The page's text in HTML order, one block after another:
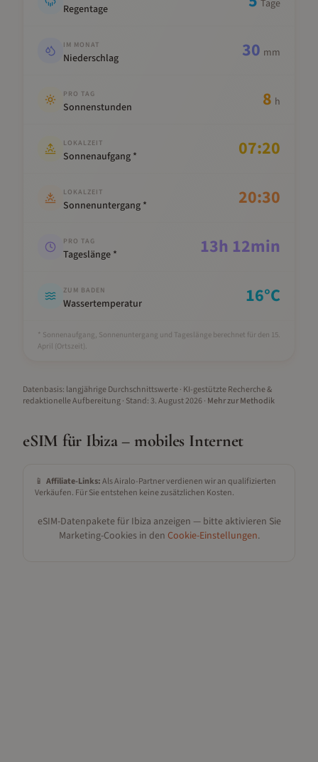
Regentage Tage
IM MONAT
Niederschlag 30 mm
PRO TAG
Sonnenstunden 8 h
LOKALZEIT
Sonnenaufgang * 07:20
LOKALZEIT
Sonnenuntergang * 20:30
PRO TAG
Tageslänge * 13h 12min
ZUM BADEN
Wassertemperatur 16°C
* Sonnenaufgang, Sonnenuntergang und Tageslänge berechnet für den 15.
April (Ortszeit).
Datenbasis: langjährige Durchschnittswerte · KI-gestützte Recherche &
redaktionelle Aufbereitung· Stand: 3. August 2026· Mehr zur Methodik
eSIM für Ibiza– mobiles Internet
📱 Affiliate-Links:Als Airalo-Partner verdienen wir an qualifizierten
Verkäufen. Für Sie entstehen keine zusätzlichen Kosten.
eSIM-Datenpakete für Ibiza anzeigen — bitte aktivieren Sie
Marketing-Cookies in den Cookie-Einstellungen.